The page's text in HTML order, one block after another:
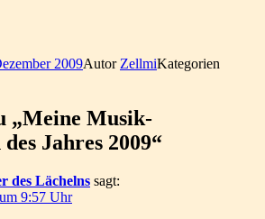
2009Autor ZellmiKategorien
„Meine Musik-
Jahres 2009“
des Lächelns sagt:
9:57 Uhr